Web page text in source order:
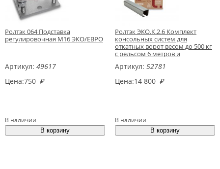
Ролтэк 064 Подставка
регулировочная М16 ЭКО/ЕВРО
Артикул: 49617
Цена:750 ₽
В наличии
Ролтэк ЭКО.К.2.6 Комплект
консольных систем для
откатных ворот весом до 500 кг
с рельсом 6 метров и
Артикул: 52781
Цена:14 800 ₽
В наличии